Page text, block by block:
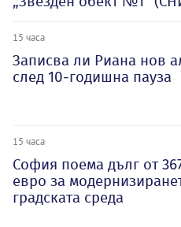
15 часа
Записва ли Риана нов
след 10-годишна пауза
15 часа
София поема дълг от
евро за
градската среда